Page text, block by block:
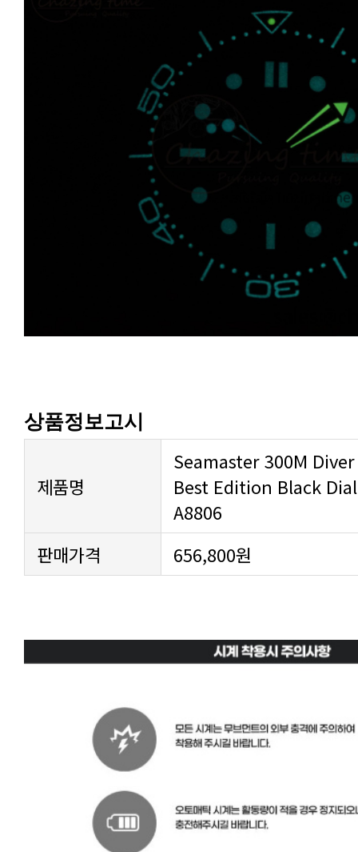
상품정보고시
제품명
A8806
판매가격
656,800원